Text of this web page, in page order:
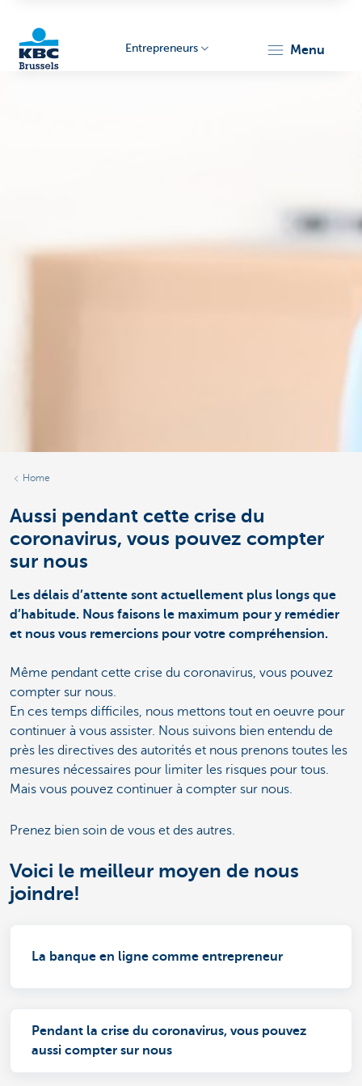
Entrepreneurs menu
Home
Aussi pendant cette crise du
coronavirus, vous pouvez compter
sur nous
Les délais d’attente sont actuellement plus longs que
d’habitude. Nous faisons le maximum pour y remédier
et nous vous remercions pour votre compréhension.
Même pendant cette crise du coronavirus, vous pouvez
compter sur nous.
En ces temps difficiles, nous mettons tout en oeuvre pour
continuer à vous assister. Nous suivons bien entendu de
près les directives des autorités et nous prenons toutes les
mesures nécessaires pour limiter les risques pour tous.
Mais vous pouvez continuer à compter sur nous.
Prenez bien soin de vous et des autres.
Voici le meilleur moyen de nous
joindre!
La banque en ligne comme entrepreneur
Pendant la crise du coronavirus, vous pouvez
aussi compter sur nous